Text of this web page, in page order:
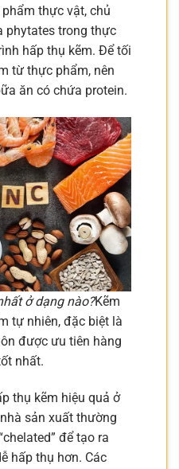
thực vật, chủ
phytates trong thực
hấp thụ kẽm. Để tối
từ thực phẩm, nên
ăn có chứa protein.
ở dạng nào?Kẽm
tự nhiên, đặc biệt là
được ưu tiên hàng
nhất.
thụ kẽm hiệu quả ở
sản xuất thường
để tạo ra
hấp thụ hơn. Các